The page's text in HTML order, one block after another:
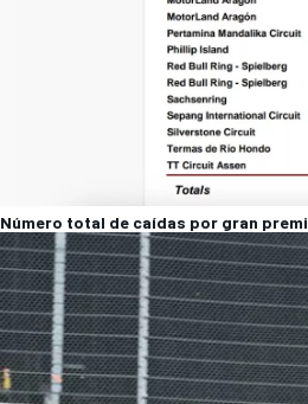
Número total de caídas por gran